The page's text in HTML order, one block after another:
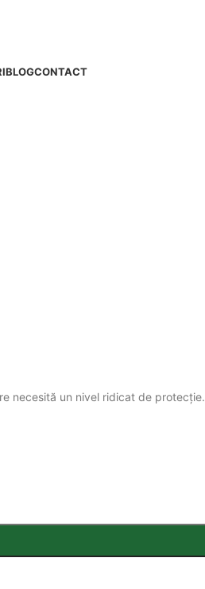
BLOGCONTACT
necesită un nivel ridicat de protecție.